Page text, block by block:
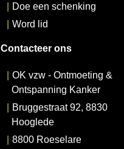
Doe een schenking
Word lid
Contacteer ons
OK vzw - Ontmoeting &
Ontspanning Kanker
Bruggestraat 92, 8830
Hooglede
8800 Roeselare